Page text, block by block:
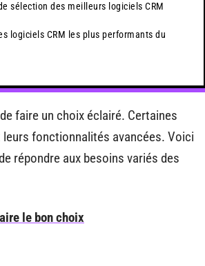
sélection des meilleurs logiciels CRM
logiciels CRM les plus performants du
faire un choix éclairé. Certaines
fonctionnalités avancées. Voici
répondre aux besoins variés des
le bon choix